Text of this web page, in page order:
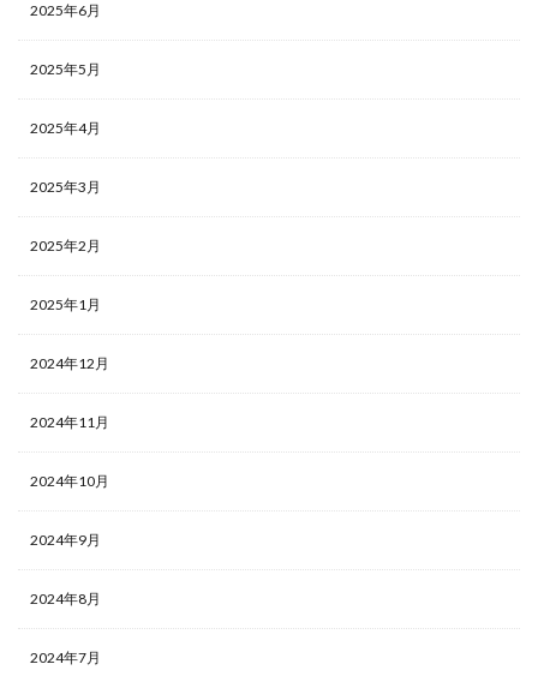
2025年6月
2025年5月
2025年4月
2025年3月
2025年2月
2025年1月
2024年12月
2024年11月
2024年10月
2024年9月
2024年8月
2024年7月